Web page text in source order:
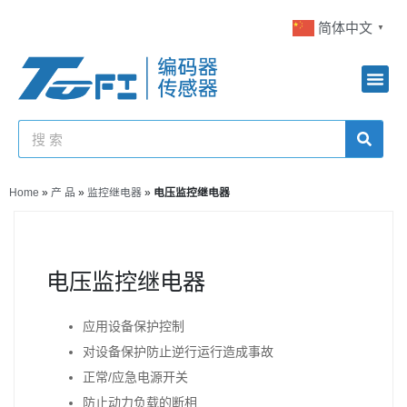
简体中文 ▼
Home » 产 品 » 监控继电器 » 电压监控继电器
电压监控继电器
应用设备保护控制
对设备保护防止逆行运行造成事故
正常/应急电源开关
防止动力负载的断相